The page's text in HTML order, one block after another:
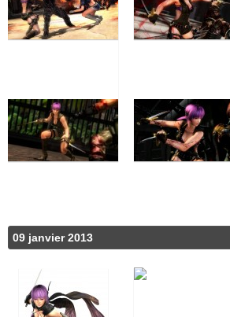
09 janvier 2013